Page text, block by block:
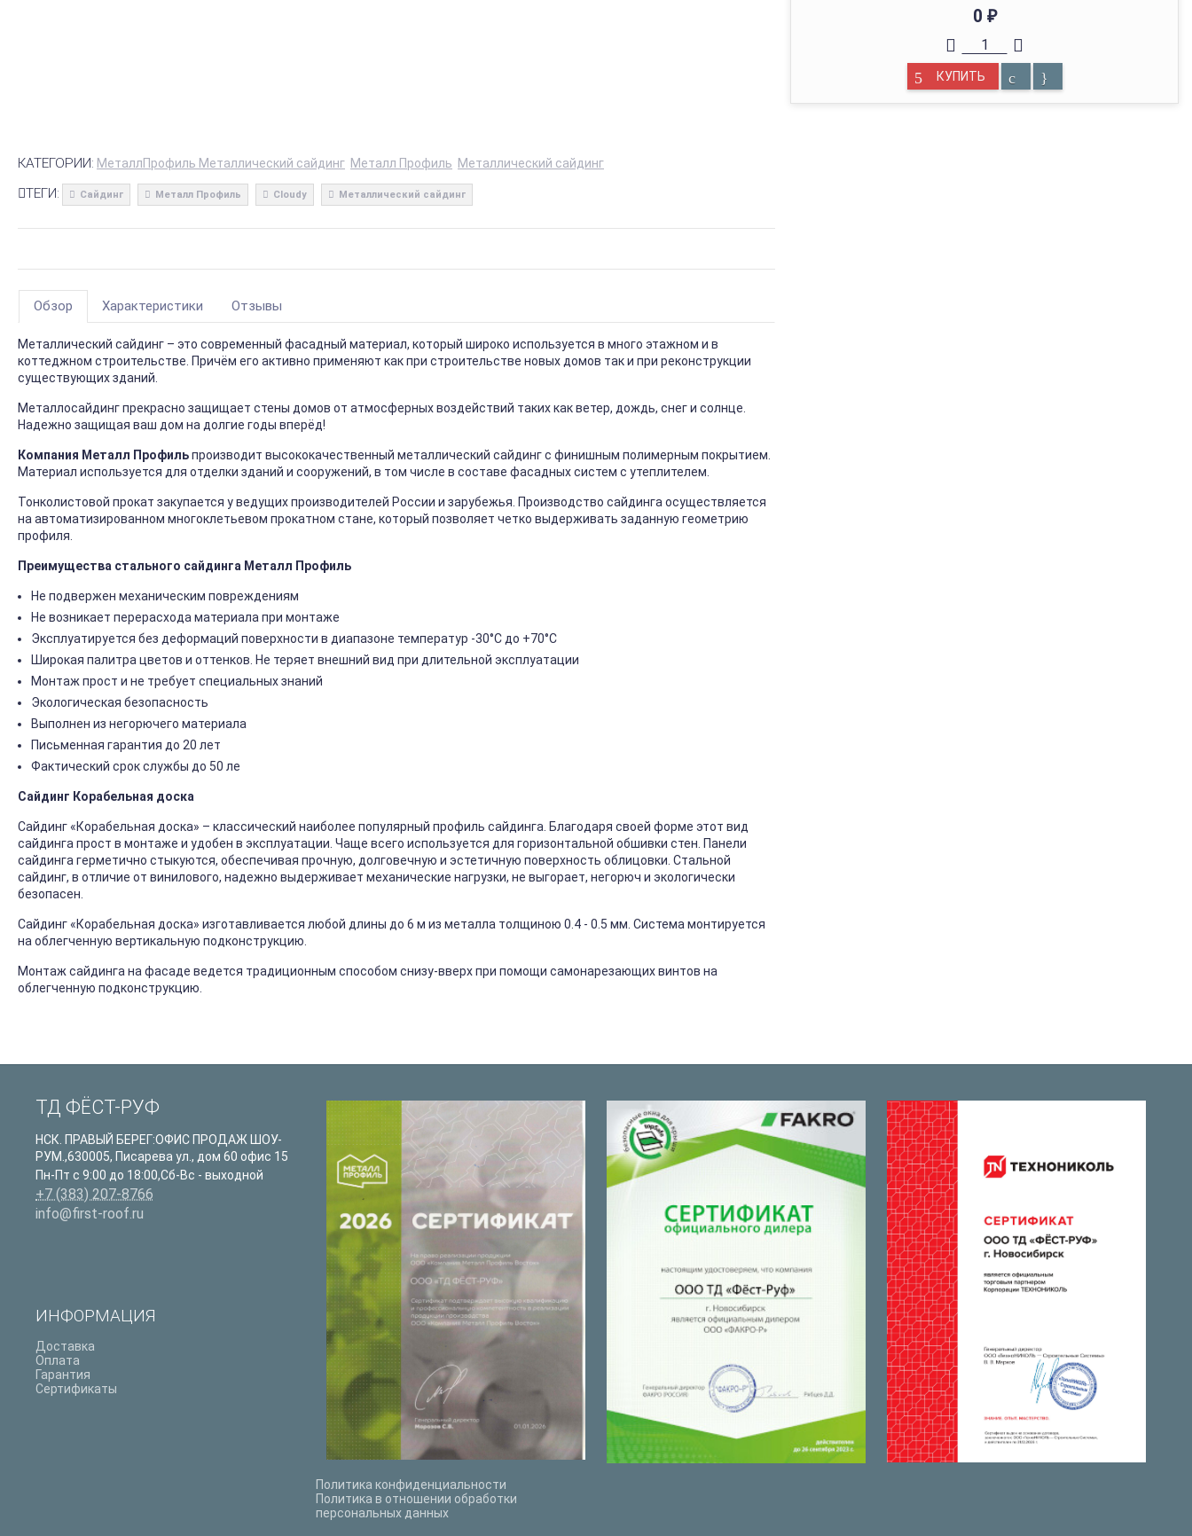
0 ₽
КУПИТЬ
КАТЕГОРИИ: МеталлПрофиль Металлический сайдинг Металл Профиль Металлический сайдинг
ТЕГИ: Сайдинг Металл Профиль Cloudy Металлический сайдинг
Обзор Характеристики Отзывы
Металлический сайдинг – это современный фасадный материал, который широко используется в много этажном и в
коттеджном строительстве. Причём его активно применяют как при строительстве новых домов так и при реконструкции
существующих зданий.
Металлосайдинг прекрасно защищает стены домов от атмосферных воздействий таких как ветер, дождь, снег и солнце.
Надежно защищая ваш дом на долгие годы вперёд!
Компания Металл Профильпроизводит высококачественный металлический сайдинг с финишным полимерным покрытием.
Материал используется для отделки зданий и сооружений, в том числе в составе фасадных систем с утеплителем.
Тонколистовой прокат закупается у ведущих производителей России и зарубежья. Производство сайдинга осуществляется
на автоматизированном многоклетьевом прокатном стане, который позволяет четко выдерживать заданную геометрию
профиля.
Преимущества стального сайдинга Металл Профиль
Не подвержен механическим повреждениям
Не возникает перерасхода материала при монтаже
Эксплуатируется без деформаций поверхности в диапазоне температур -30°C до +70°C
Широкая палитра цветов и оттенков. Не теряет внешний вид при длительной эксплуатации
Монтаж прост и не требует специальных знаний
Экологическая безопасность
Выполнен из негорючего материала
Письменная гарантия до 20 лет
Фактический срок службы до 50 ле
Сайдинг Корабельная доска
Сайдинг «Корабельная доска» – классический наиболее популярный профиль сайдинга. Благодаря своей форме этот вид
сайдинга прост в монтаже и удобен в эксплуатации. Чаще всего используется для горизонтальной обшивки стен. Панели
сайдинга герметично стыкуются, обеспечивая прочную, долговечную и эстетичную поверхность облицовки. Стальной
сайдинг, в отличие от винилового, надежно выдерживает механические нагрузки, не выгорает, негорюч и экологически
безопасен.
Сайдинг «Корабельная доска» изготавливается любой длины до 6 м из металла толщиною 0.4 - 0.5 мм. Система монтируется
на облегченную вертикальную подконструкцию.
Монтаж сайдинга на фасаде ведется традиционным способом снизу-вверх при помощи самонарезающих винтов на
облегченную подконструкцию.
ТД ФЁСТ-РУФ
НСК. ПРАВЫЙ БЕРЕГ:ОФИС ПРОДАЖ ШОУ-
РУМ.,630005, Писарева ул., дом 60 офис 15
Пн-Пт с 9:00 до 18:00,Сб-Вс - выходной
+7 (383) 207-8766
info@first-roof.ru
ИНФОРМАЦИЯ
Доставка
Оплата
Гарантия
Сертификаты
Политика конфиденциальности
Политика в отношении обработки
персональных данных